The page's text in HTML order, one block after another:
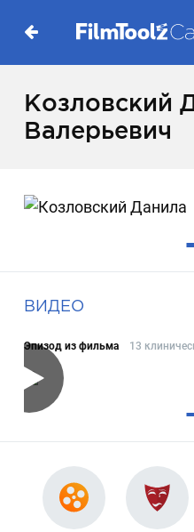
Козловский
Валерьевич
ВИДЕО
Эпизод из фильма 13